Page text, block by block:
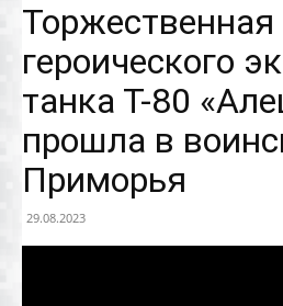
Торжественная
героического
танка Т-80
прошла в
Приморья
29.08.2023